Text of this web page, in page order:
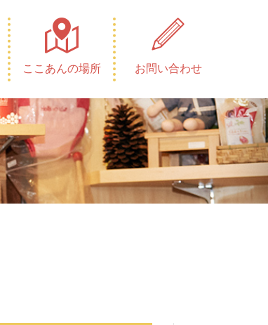
ここあんの場所 お問い合わせ